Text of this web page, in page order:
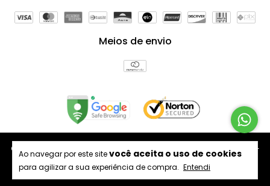
Ao navegar por este sitevocê aceita o uso de cookies
para agilizar a sua experiência de compra. Entendi
Meios de envio
Copyright Arte Forros Divisórias e Revestimentos - 64398175000181 -
2026. Todos os direitos reservados.